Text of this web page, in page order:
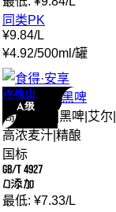
同类PK
¥9.84/L
¥4.92/500ml /罐
冰纯山
A级
冰纯山
黑啤
高度
黑啤 艾尔
高浓麦汁 精酿
国标
GB/T 4927
0添加
最低: ¥7.33/L